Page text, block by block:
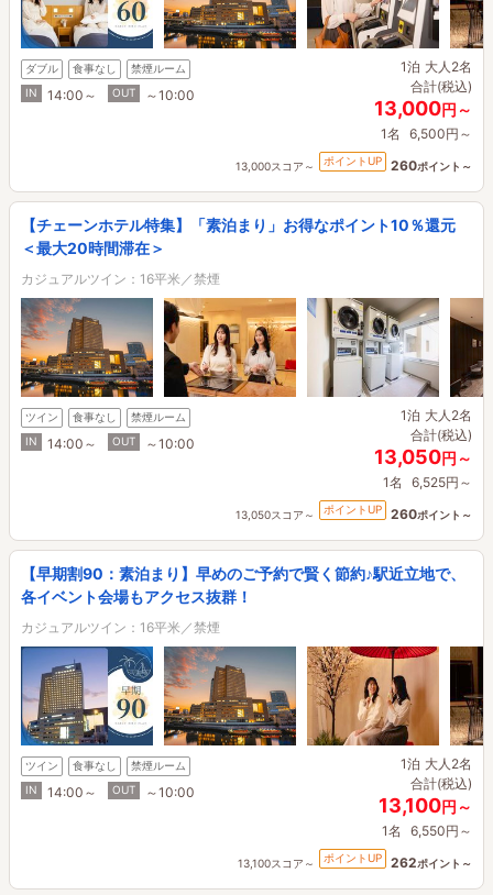
ダブル 食事なし
禁煙ルーム
IN
14:00～ OUT ～10:00
1泊 大人2名
合計(税込)
13,000円～
1名 6,500円～
13,000スコア～ ポイントUP 260ポイント～
【チェーンホテル特集】「素泊まり」お得なポイント10％還元
＜最大20時間滞在＞
カジュアルツイン：16平米／禁煙
ツイン 食事なし
禁煙ルーム
IN
14:00～ OUT ～10:00
1泊 大人2名
合計(税込)
13,050円～
1名 6,525円～
13,050スコア～ ポイントUP 260ポイント～
【早期割90：素泊まり】早めのご予約で賢く節約♪駅近立地で、
各イベント会場もアクセス抜群！
カジュアルツイン：16平米／禁煙
ツイン 食事なし
禁煙ルーム
IN
14:00～ OUT ～10:00
1泊 大人2名
合計(税込)
13,100円～
1名 6,550円～
13,100スコア～ ポイントUP 262ポイント～